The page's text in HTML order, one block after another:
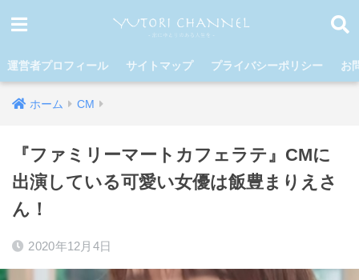
運営者プロフィール サイトマップ プライバシーポリシー お
ホーム CM
『ファミリーマートカフェラテ』CMに
出演している可愛い女優は飯豊まりえさ
ん！
2020年12月4日